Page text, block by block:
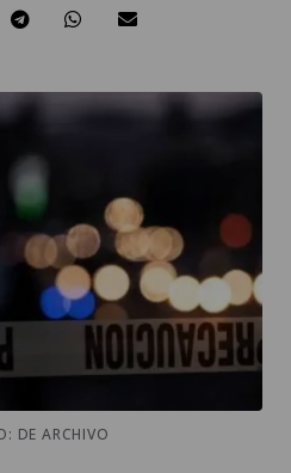
DE ARCHIVO